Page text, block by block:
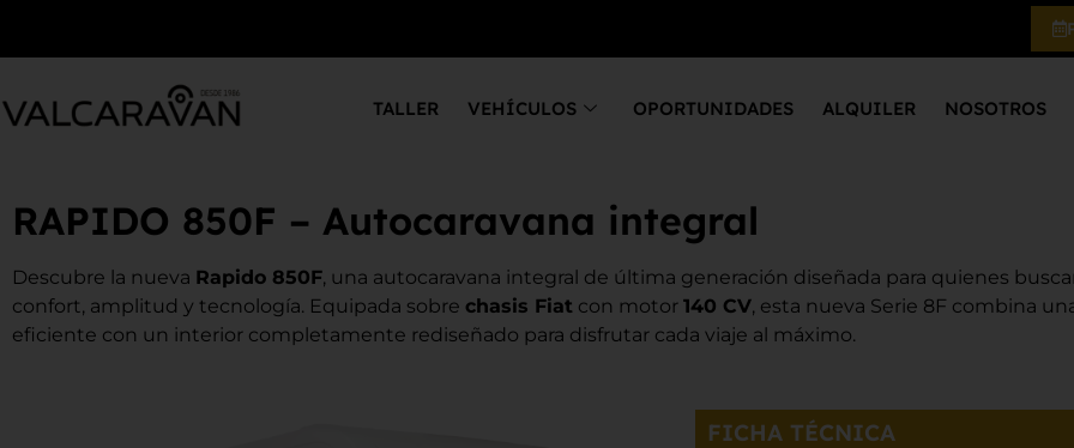
TALLER VEHÍCULOS OPORTUNIDADES ALQUILER NOSOTROS
RAPIDO 850F – Autocaravana integral
Descubre la nueva Rapido 850F, una autocaravana integral de última generación diseñada para quienes
confort, amplitud y tecnología. Equipada sobre chasis Fiat con motor 140 CV, esta nueva Serie 8F combina
eficiente con un interior completamente rediseñado para disfrutar cada viaje al máximo.
FICHA TÉCNICA